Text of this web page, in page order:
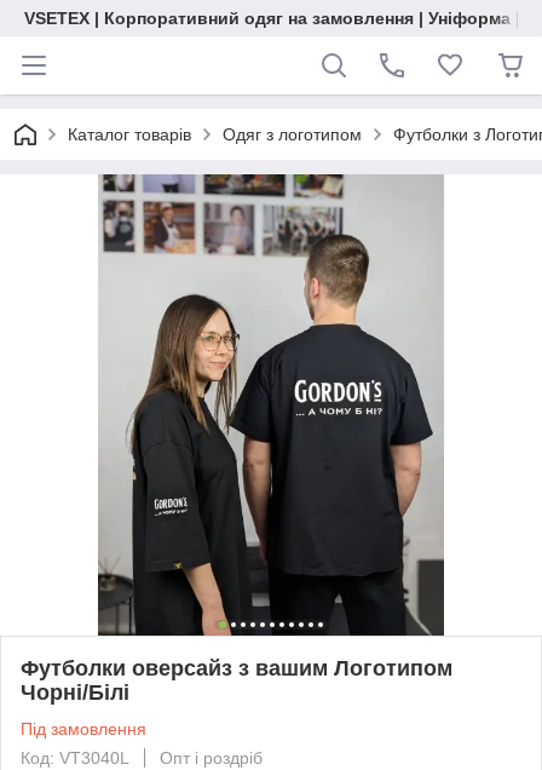
VSETEX | Корпоративний одяг на замовлення | Уніформа |
Каталог товарів Одяг з логотипом Футболки з
Футболки оверсайз з вашим Логотипом
Чорні/Білі
Під замовлення
Код: VT3040L
Опт і роздріб